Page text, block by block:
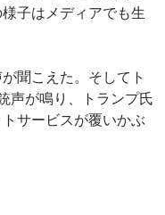
子はメディアでも生
聞こえた。そしてト
声が鳴り、トランプ氏
サービスが覆いかぶ